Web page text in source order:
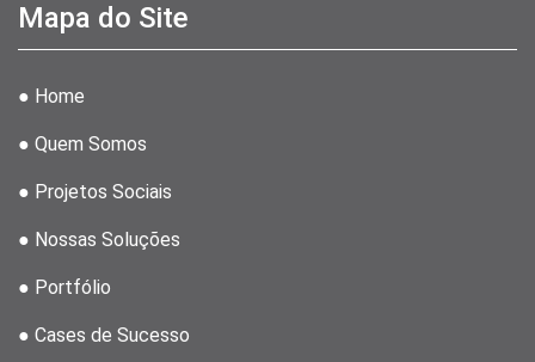
Mapa do Site
● Home
● Quem Somos
● Projetos Sociais
● Nossas Soluções
● Portfólio
● Cases de Sucesso